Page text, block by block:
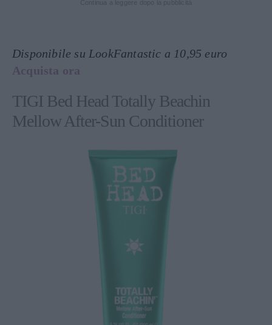
Disponibile su LookFantastic a 10,95 euro
Acquista ora
TIGI Bed Head Totally Beachin
Mellow After-Sun Conditioner